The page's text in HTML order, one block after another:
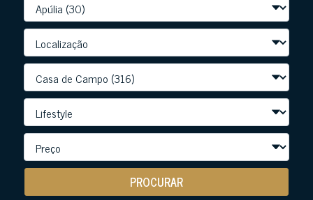
PROCURAR